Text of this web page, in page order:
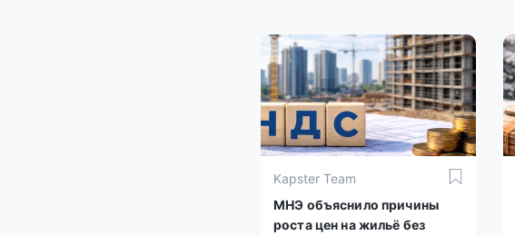
Kapster Team
МНЭ объяснило причины
роста цен на жильё без